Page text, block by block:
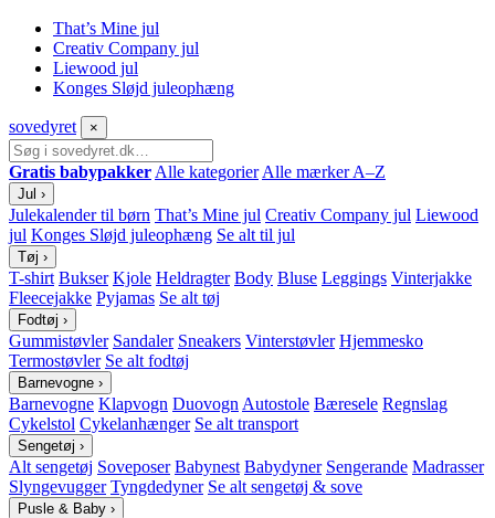
That’s Mine jul
Creativ Company jul
Liewood jul
Konges Sløjd juleophæng
sovedyret ×
Gratis babypakker Alle kategorier Alle mærker A–Z
Jul ›
Julekalender til børn That’s Mine jul Creativ Company jul Liewood
jul Konges Sløjd juleophæng Se alt til jul
Tøj ›
T-shirt Bukser Kjole Heldragter Body Bluse Leggings Vinterjakke
Fleecejakke Pyjamas Se alt tøj
Fodtøj ›
Gummistøvler Sandaler Sneakers Vinterstøvler Hjemmesko
Termostøvler Se alt fodtøj
Barnevogne ›
Barnevogne Klapvogn Duovogn Autostole Bæresele Regnslag
Cykelstol Cykelanhænger Se alt transport
Sengetøj ›
Alt sengetøj Soveposer Babynest Babydyner Sengerande Madrasser
Slyngevugger Tyngdedyner Se alt sengetøj & sove
Pusle & Baby ›